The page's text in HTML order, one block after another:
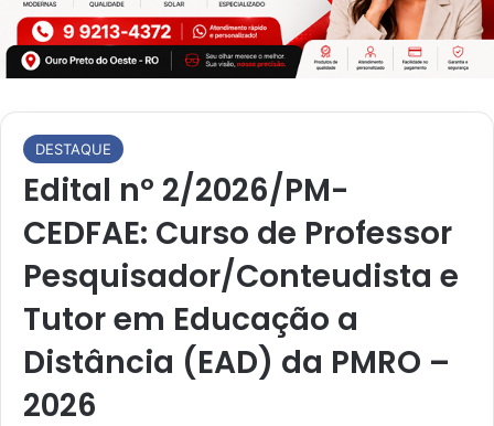
DESTAQUE
Edital nº 2/2026/PM-
CEDFAE: Curso de Professor
Pesquisador/Conteudista e
Tutor em Educação a
Distância (EAD) da PMRO –
2026